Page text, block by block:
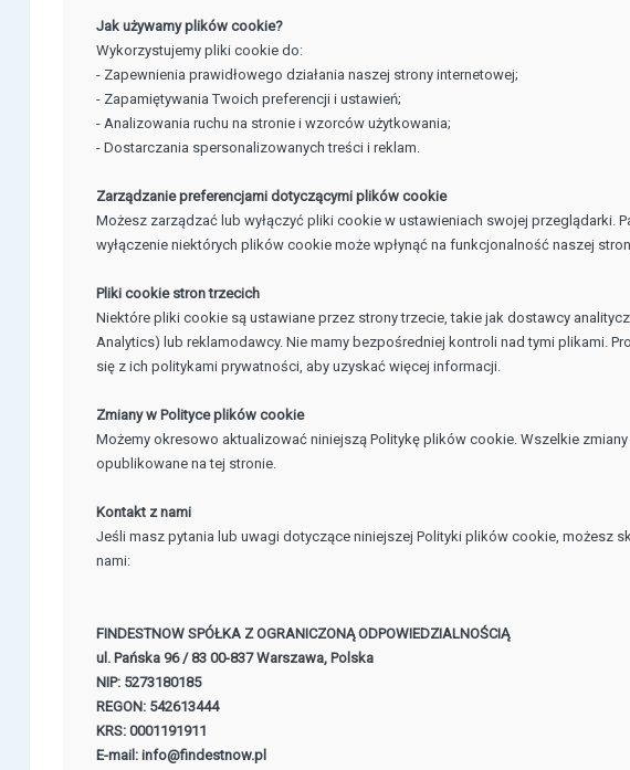
Jak używamy plików cookie?
Wykorzystujemy pliki cookie do:
- Zapewnienia prawidłowego działania naszej strony internetowej;
- Zapamiętywania Twoich preferencji i ustawień;
- Analizowania ruchu na stronie i wzorców użytkowania;
- Dostarczania spersonalizowanych treści i reklam.
Zarządzanie preferencjami dotyczącymi plików cookie
Możesz zarządzać lub wyłączyć pliki cookie w ustawieniach swojej przeglądarki.
wyłączenie niektórych plików cookie może wpłynąć na funkcjonalność naszej
Pliki cookie stron trzecich
Niektóre pliki cookie są ustawiane przez strony trzecie, takie jak dostawcy
Analytics) lub reklamodawcy. Nie mamy bezpośredniej kontroli nad tymi plikami.
się z ich politykami prywatności, aby uzyskać więcej informacji.
Zmiany w Polityce plików cookie
Możemy okresowo aktualizować niniejszą Politykę plików cookie. Wszelkie
opublikowane na tej stronie.
Kontakt z nami
Jeśli masz pytania lub uwagi dotyczące niniejszej Polityki plików cookie, możesz
nami:
FINDESTNOW SPÓŁKA Z OGRANICZONĄ ODPOWIEDZIALNOŚCIĄ
ul. Pańska 96 / 83 00-837 Warszawa, Polska
NIP: 5273180185
REGON: 542613444
KRS: 0001191911
E-mail: info@findestnow.pl